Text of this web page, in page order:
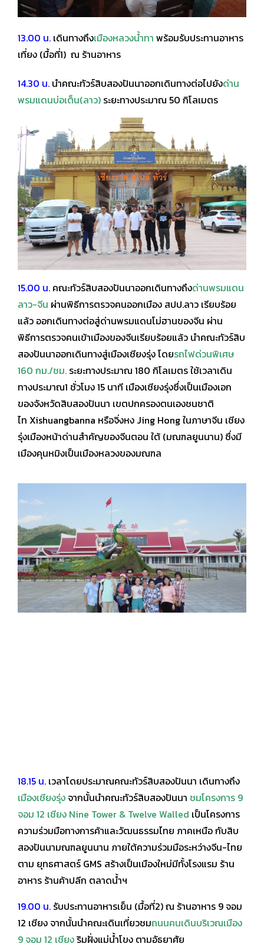
13.00 น. เดินทางถึงเมืองหลวงน้ำทา พร้อมรับประทานอาหาร
เที่ยง (มื้อที่1) ณ ร้านอาหาร
14.30 น. นำคณะทัวร์สิบสองปันนาออกเดินทางต่อไปยังด่าน
พรมแดนบ่อเต็น(ลาว) ระยะทางประมาณ 50 กิโลเมตร
15.00 น. คณะทัวร์สิบสองปันนาออกเดินทางถึงด่านพรมแดน
ลาว-จีน ผ่านพิธีการตรวจคนออกเมือง สปป.ลาว เรียบร้อย
แล้ว ออกเดินทางต่อสู่ด่านพรมแดนโม่ฮานของจีน ผ่าน
พิธีการตรวจคนเข้าเมืองของจีนเรียบร้อยแล้ว นำคณะทัวร์สิบ
สองปันนาออกเดินทางสู่เมืองเชียงรุ่ง โดยรถไฟด่วนพิเศษ
160 กม./ชม. ระยะทางประมาณ 180 กิโลเมตร ใช้เวลาเดิน
ทางประมาณ1 ชั่วโมง 15 นาที เมืองเชียงรุ่งซึ่งเป็นเมืองเอก
ของจังหวัดสิบสองปันนา เขตปกครองตนเองชนชาติ
ไท Xishuangbanna หรือจิ่งหง Jing Hong ในภาษาจีน เชียง
รุ่งเมืองหน้าด่านสำคัญของจีนตอน ใต้ (มณฑลยูนนาน) ซึ่งมี
เมืองคุนหมิงเป็นเมืองหลวงของมณฑล
18.15 น. เวลาโดยประมาณคณะทัวร์สิบสองปันนา เดินทางถึง
เมืองเชียงรุ่งจากนั้นนำคณะทัวร์สิบสองปันนา ชมโครงการ 9
จอม 12 เชียง Nine Tower & Twelve Walled เป็นโครงการ
ความร่วมมือทางการค้าและวัฒนธรรมไทย ภาคเหนือ กับสิบ
สองปันนามณฑลยูนนาน ภายใต้ความร่วมมือระหว่างจีน-ไทย
ตาม ยุทธศาสตร์ GMS สร้างเป็นเมืองใหม่มีทั้งโรงแรม ร้าน
อาหาร ร้านค้าปลีก ตลาดน้ำฯ
19.00 น. รับประทานอาหารเย็น (มื้อที่2) ณ ร้านอาหาร 9 จอม
12 เชียง จากนั้นนำคณะเดินเที่ยวชมถนนคนเดินบริเวณเมือง
9 จอม 12 เชียงริมฝั่งแม่น้ำโขง ตามอัธยาศัย